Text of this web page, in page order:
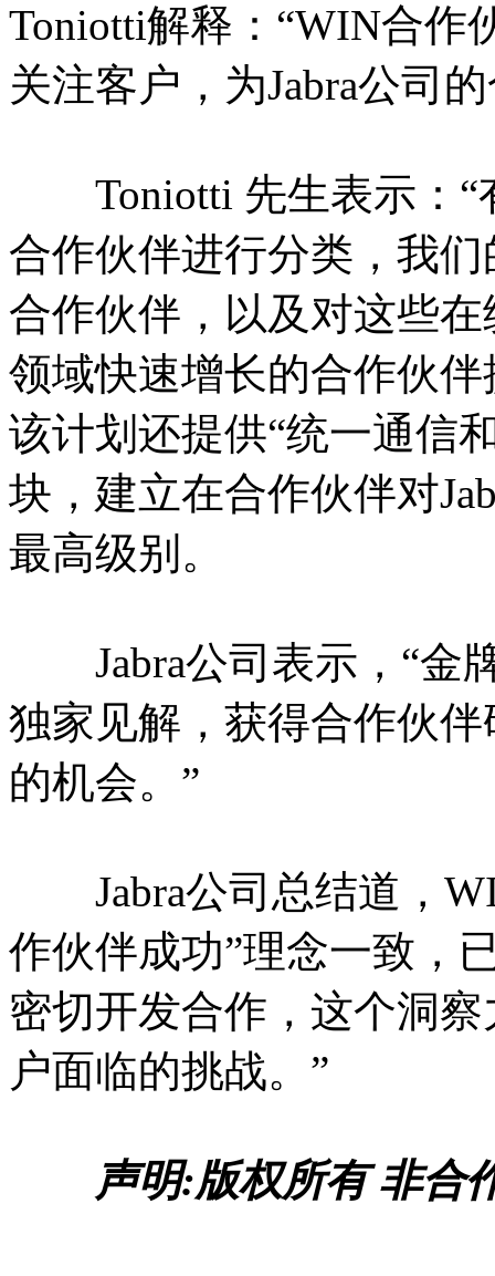
Toniotti解释：“WIN合作
关注客户，为Jabra公司
Toniotti 先生表示：“
合作伙伴进行分类，我
合作伙伴，以及对这些
领域快速增长的合作伙
该计划还提供“统一通信
块，建立在合作伙伴对
最高级别。
Jabra公司表示，“金
独家见解，获得合作伙
的机会。”
Jabra公司总结道，
作伙伴成功”理念一致，
密切开发合作，这个洞
户面临的挑战。”
声明:版权所有 非合